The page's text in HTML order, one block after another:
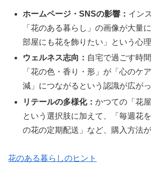
ホームページ・SNSの影響： イン
「花のある暮らし」の画像が大量
部屋にも花を飾りたい」という心
ウェルネス志向： 自宅で過ごす時
「花の色・香り・形」が「心のケ
減」につながるという認識が広が
リテールの多様化：かつての「花
という選択肢に加えて、「毎週花
の花の定期配送」など、購入方法
花のある暮らしのヒント